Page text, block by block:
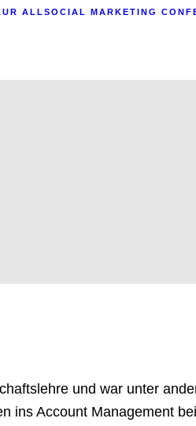
ALLSOCIAL MARKETING
und war unter
ins Account Management